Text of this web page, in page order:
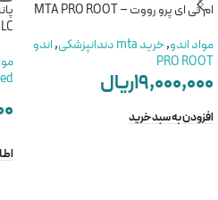
ام تی ای پرو رووت – MTA PRO ROOT
مواد اندو,خرید mta دندانپزشکی ,اندو
PRO ROOT
۱۹,۰۰۰,۰۰۰ریال
افزودن به سبد خرید